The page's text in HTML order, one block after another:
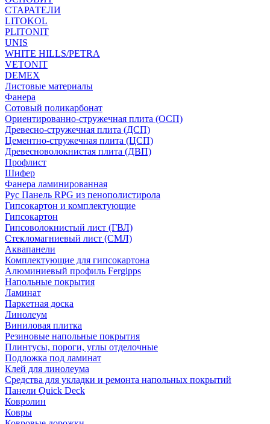
СТАРАТЕЛИ
LITOKOL
PLITONIT
UNIS
WHITE HILLS/PETRA
VETONIT
DEMEX
Листовые материалы
Фанера
Сотовый поликарбонат
Ориентированно-стружечная плита (ОСП)
Древесно-стружечная плита (ДСП)
Цементно-стружечная плита (ЦСП)
Древесноволокнистая плита (ДВП)
Профлист
Шифер
Фанера ламинированная
Рус Панель RPG из пенополистирола
Гипсокартон и комплектующие
Гипсокартон
Гипсоволокнистый лист (ГВЛ)
Стекломагниевый лист (СМЛ)
Аквапанели
Комплектующие для гипсокартона
Алюминиевый профиль Fergipps
Напольные покрытия
Ламинат
Паркетная доска
Линолеум
Виниловая плитка
Резиновые напольные покрытия
Плинтусы, пороги, углы отделочные
Подложка под ламинат
Клей для линолеума
Средства для укладки и ремонта напольных покрытий
Панели Quick Deck
Ковролин
Ковры